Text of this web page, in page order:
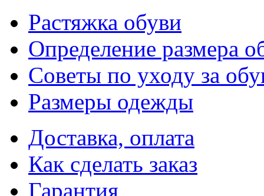
Растяжка обуви
Определение размера
Советы по уходу за
Размеры одежды
Доставка, оплата
Как сделать заказ
Гарантия